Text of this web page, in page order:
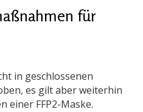
für
in geschlossenen
es gilt aber weiterhin
einer FFP2-Maske.